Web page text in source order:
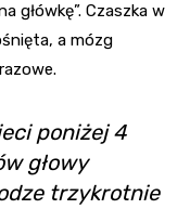
główkę”. Czaszka w
a mózg
poniżej 4
głowy
trzykrotnie